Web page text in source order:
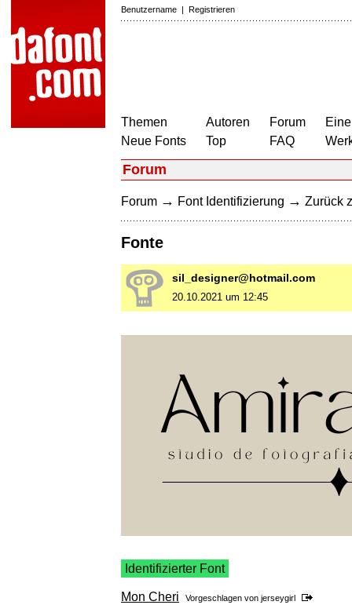
Benutzername | Registrieren
Themen
Neue Fonts
Autoren
Top
Forum
FAQ
Forum
Forum → Font Identifizierung → Zurück
Fonte
sil_designer@hotmail.com
20.10.2021 um 12:45
Identifizierter Font
Mon Cheri Vorgeschlagen von jerseygirl